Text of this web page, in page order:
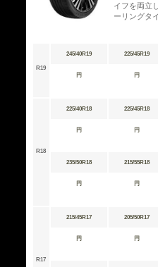
イフを両立
ーリングタ
R19
245/40R19
円
225/45R19
円
R18
225/40R18
円
225/45R18
円
235/50R18
円
215/55R18
円
R17
215/45R17
円
205/50R17
円